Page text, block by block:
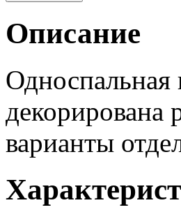
Описание
Односпальная
варианты